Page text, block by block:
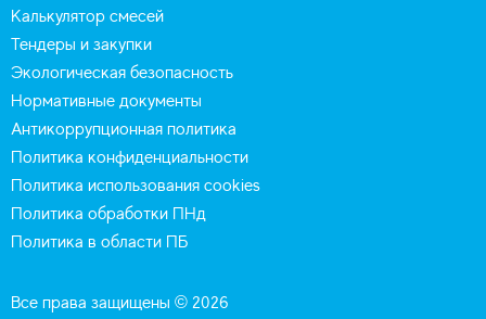
Калькулятор смесей
Тендеры и закупки
Экологическая безопасность
Нормативные документы
Антикоррупционная политика
Политика конфиденциальности
Политика использования cookies
Политика обработки ПНд
Политика в области ПБ
Все права защищены © 2026